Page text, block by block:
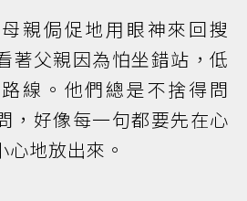
親侷促地用眼神來回搜
著父親因為怕坐錯站，低
線。他們總是不捨得問
，好像每一句都要先在心
地放出來。